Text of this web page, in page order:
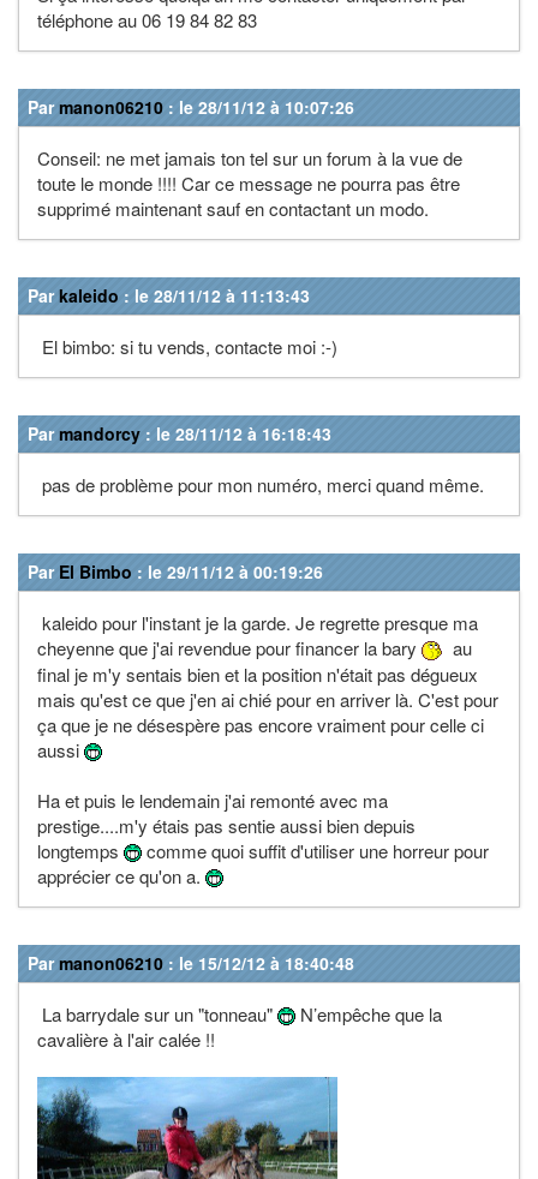
téléphone au 06 19 84 82 83
Parmanon06210 : le 28/11/12 à 10:07:26
Conseil: ne met jamais ton tel sur un forum à la vue de
toute le monde !!!! Car ce message ne pourra pas être
supprimé maintenant sauf en contactant un modo.
Parkaleido : le 28/11/12 à 11:13:43
El bimbo: si tu vends, contacte moi :-)
Parmandorcy : le 28/11/12 à 16:18:43
pas de problème pour mon numéro, merci quand même.
Par El Bimbo : le 29/11/12 à 00:19:26
kaleido pour l'instant je la garde. Je regrette presque ma
cheyenne que j'ai revendue pour financer la bary
au
final je m'y sentais bien et la position n'était pas dégueux
mais qu'est ce que j'en ai chié pour en arriver là. C'est pour
ça que je ne désespère pas encore vraiment pour celle ci
aussi
Ha et puis le lendemain j'ai remonté avec ma
prestige....m'y étais pas sentie aussi bien depuis
longtemps
comme quoi suffit d'utiliser une horreur pour
apprécier ce qu'on a.
Parmanon06210 : le 15/12/12 à 18:40:48
La barrydale sur un "tonneau"
N’empêche que la
cavalière à l'air calée !!